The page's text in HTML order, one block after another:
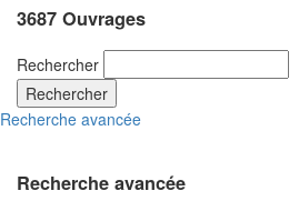
3687 Ouvrages
Rechercher
Rechercher
Recherche avancée
Recherche avancée